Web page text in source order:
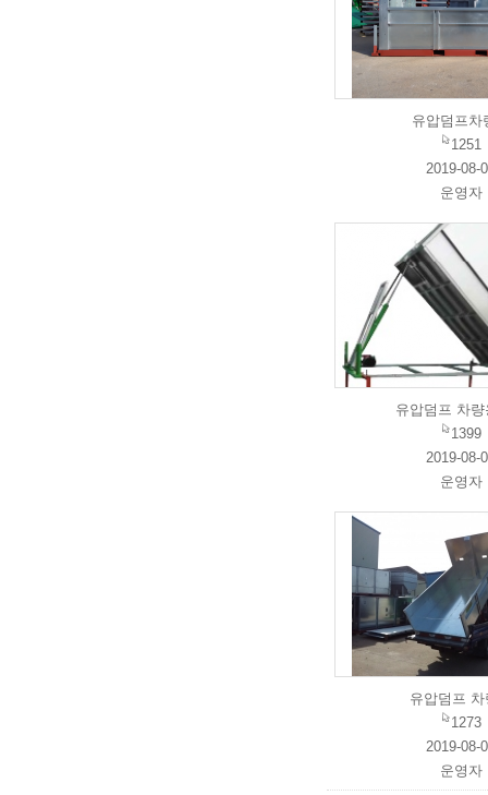
유압덤프차
1251
2019-08-
운영자
유압덤프 차량
1399
2019-08-
운영자
유압덤프 차
1273
2019-08-
운영자